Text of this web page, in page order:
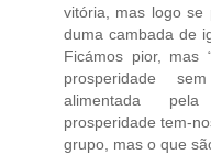
vitória, mas logo se
duma cambada de
Ficámos pior, mas
prosperidade
alimentada
prosperidade tem-
grupo, mas o que